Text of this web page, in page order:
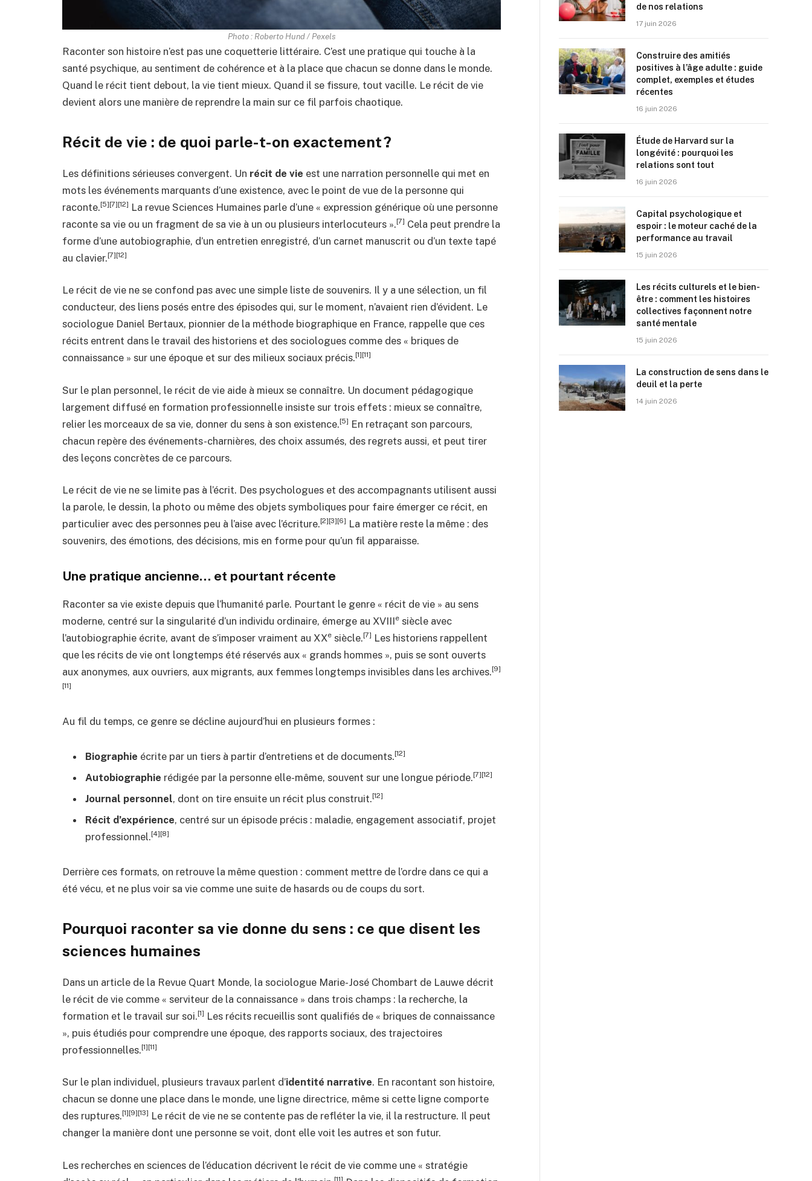
Photo : Roberto Hund / Pexels
Raconter son histoire n’est pas une coquetterie littéraire. C’est une pratique qui touche à la
santé psychique, au sentiment de cohérence et à la place que chacun se donne dans le monde.
Quand le récit tient debout, la vie tient mieux. Quand il se fissure, tout vacille. Le récit de vie
devient alors une manière de reprendre la main sur ce fil parfois chaotique.
Récit de vie : de quoi parle-t-on exactement ?
Les définitions sérieuses convergent. Un récit de vie est une narration personnelle qui met en
mots les événements marquants d’une existence, avec le point de vue de la personne qui
raconte.[5][7][12] La revue Sciences Humaines parle d’une « expression générique où une personne
raconte sa vie ou un fragment de sa vie à un ou plusieurs interlocuteurs ».[7] Cela peut prendre la
forme d’une autobiographie, d’un entretien enregistré, d’un carnet manuscrit ou d’un texte tapé
au clavier.[7][12]
Le récit de vie ne se confond pas avec une simple liste de souvenirs. Il y a une sélection, un fil
conducteur, des liens posés entre des épisodes qui, sur le moment, n’avaient rien d’évident. Le
sociologue Daniel Bertaux, pionnier de la méthode biographique en France, rappelle que ces
récits entrent dans le travail des historiens et des sociologues comme des « briques de
connaissance » sur une époque et sur des milieux sociaux précis.[1][11]
Sur le plan personnel, le récit de vie aide à mieux se connaître. Un document pédagogique
largement diffusé en formation professionnelle insiste sur trois effets : mieux se connaître,
relier les morceaux de sa vie, donner du sens à son existence.[5] En retraçant son parcours,
chacun repère des événements-charnières, des choix assumés, des regrets aussi, et peut tirer
des leçons concrètes de ce parcours.
Le récit de vie ne se limite pas à l’écrit. Des psychologues et des accompagnants utilisent aussi
la parole, le dessin, la photo ou même des objets symboliques pour faire émerger ce récit, en
particulier avec des personnes peu à l’aise avec l’écriture.[2][3][6] La matière reste la même : des
souvenirs, des émotions, des décisions, mis en forme pour qu’un fil apparaisse.
Une pratique ancienne… et pourtant récente
Raconter sa vie existe depuis que l’humanité parle. Pourtant le genre « récit de vie » au sens
moderne, centré sur la singularité d’un individu ordinaire, émerge au XVIIIe siècle avec
l’autobiographie écrite, avant de s’imposer vraiment au XXe siècle.[7] Les historiens rappellent
que les récits de vie ont longtemps été réservés aux « grands hommes », puis se sont ouverts
aux anonymes, aux ouvriers, aux migrants, aux femmes longtemps invisibles dans les archives.[9]
[11]
Au fil du temps, ce genre se décline aujourd’hui en plusieurs formes :
Biographie écrite par un tiers à partir d’entretiens et de documents.[12]
Autobiographie rédigée par la personne elle-même, souvent sur une longue période.[7][12]
Journal personnel, dont on tire ensuite un récit plus construit.[12]
Récit d’expérience, centré sur un épisode précis : maladie, engagement associatif, projet
professionnel. [4][8]
Derrière ces formats, on retrouve la même question : comment mettre de l’ordre dans ce qui a
été vécu, et ne plus voir sa vie comme une suite de hasards ou de coups du sort.
Pourquoi raconter sa vie donne du sens : ce que disent les
sciences humaines
Dans un article de la Revue Quart Monde, la sociologue Marie-José Chombart de Lauwe décrit
le récit de vie comme « serviteur de la connaissance » dans trois champs : la recherche, la
formation et le travail sur soi.[1] Les récits recueillis sont qualifiés de « briques de connaissance
», puis étudiés pour comprendre une époque, des rapports sociaux, des trajectoires
professionnelles.[1][11]
Sur le plan individuel, plusieurs travaux parlent d’identité narrative. En racontant son histoire,
chacun se donne une place dans le monde, une ligne directrice, même si cette ligne comporte
des ruptures.[1][9][13] Le récit de vie ne se contente pas de refléter la vie, il la restructure. Il peut
changer la manière dont une personne se voit, dont elle voit les autres et son futur.
Les recherches en sciences de l’éducation décrivent le récit de vie comme une « stratégie
de nos relations
17 juin 2026
Construire des amitiés
positives à l’âge adulte : guide
complet, exemples et études
récentes
16 juin 2026
Étude de Harvard sur la
longévité : pourquoi les
relations sont tout
16 juin 2026
Capital psychologique et
espoir : le moteur caché de la
performance au travail
15 juin 2026
Les récits culturels et le bien-
être : comment les histoires
collectives façonnent notre
santé mentale
15 juin 2026
La construction de sens dans le
deuil et la perte
14 juin 2026